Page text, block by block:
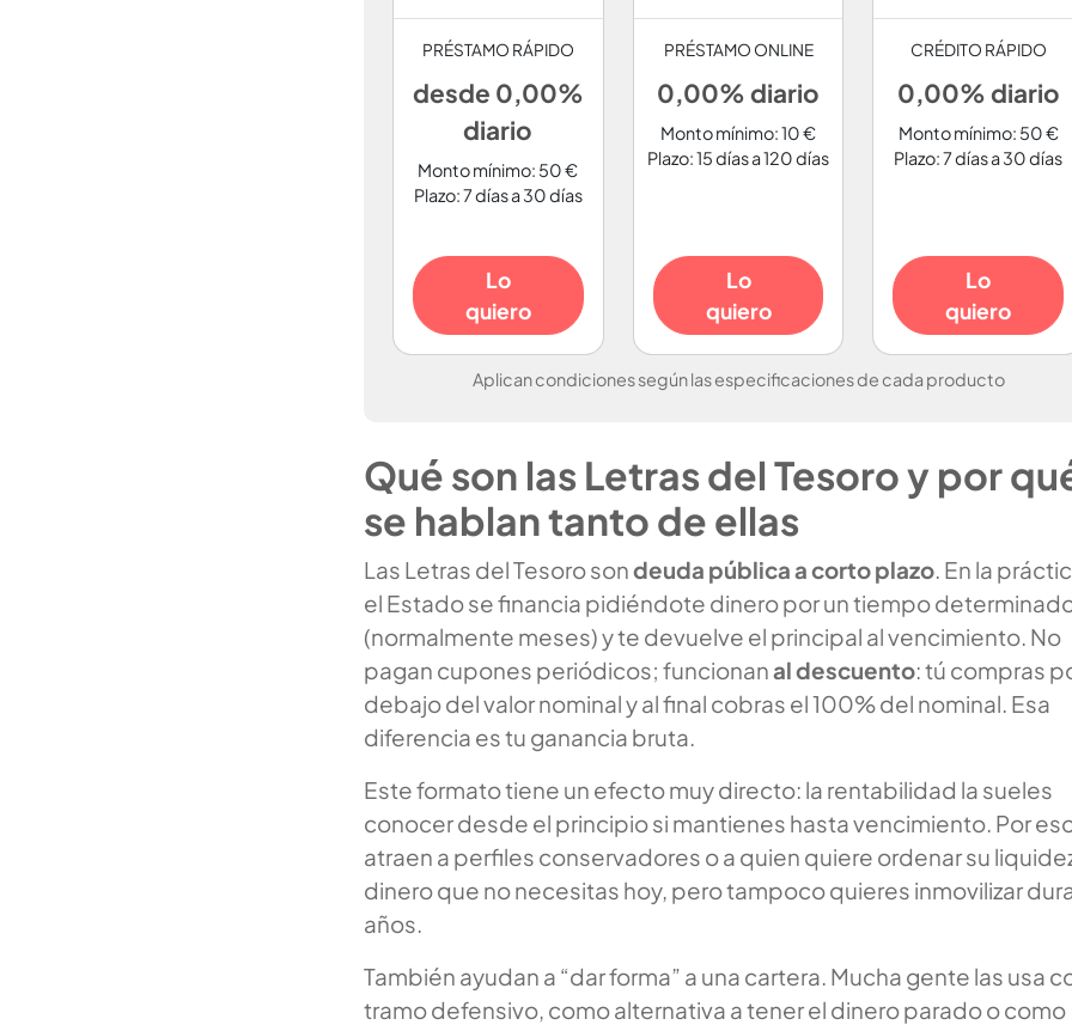
PRÉSTAMO RÁPIDO
desde 0,00%
diario
Monto mínimo: 50 €
Plazo: 7 días a 30 días
Lo
quiero
PRÉSTAMO ONLINE
0,00% diario
Monto mínimo: 10 €
Plazo: 15 días a 120 días
Lo
quiero
CRÉDITO RÁPIDO
0,00% diario
Monto mínimo: 50 €
Plazo: 7 días a 30 días
Lo
quiero
Aplican condiciones según las especificaciones de cada producto
Qué son las Letras del Tesoro y por
se hablan tanto de ellas
Las Letras del Tesoro sondeuda pública a corto plazo. En la
el Estado se financia pidiéndote dinero por un tiempo
(normalmente meses) y te devuelve el principal al vencimiento. No
pagan cupones periódicos; funcionanal descuento: tú compras
debajo del valor nominal y al final cobras el 100% del nominal. Esa
diferencia es tu ganancia bruta.
Este formato tiene un efecto muy directo: la rentabilidad la sueles
conocer desde el principio si mantienes hasta vencimiento. Por
atraen a perfiles conservadores o a quien quiere ordenar su
dinero que no necesitas hoy, pero tampoco quieres inmovilizar
años.
También ayudan a “dar forma” a una cartera. Mucha gente las usa
tramo defensivo, como alternativa a tener el dinero parado o como